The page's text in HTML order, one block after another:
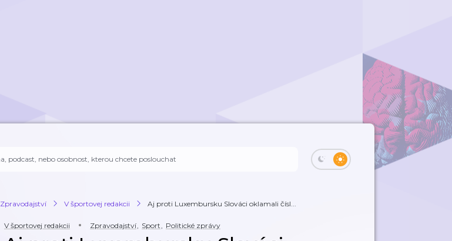
Zpravodajství V športovej redakcii Aj proti Luxembursku Slováci oklamali čísl...
V športovej redakcii Zpravodajství, Sport, Politické zprávy